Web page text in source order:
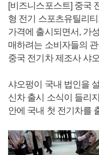
[비즈니스포스트] 중국
형 전기 스포츠유틸리
가격에 출시되면서, 가
매하려는 소비자들의
중국 전기차 제조사 샤
샤오펑이 국내 법인을
신차 출시 소식이 들리
안에 국내 첫 전기차를